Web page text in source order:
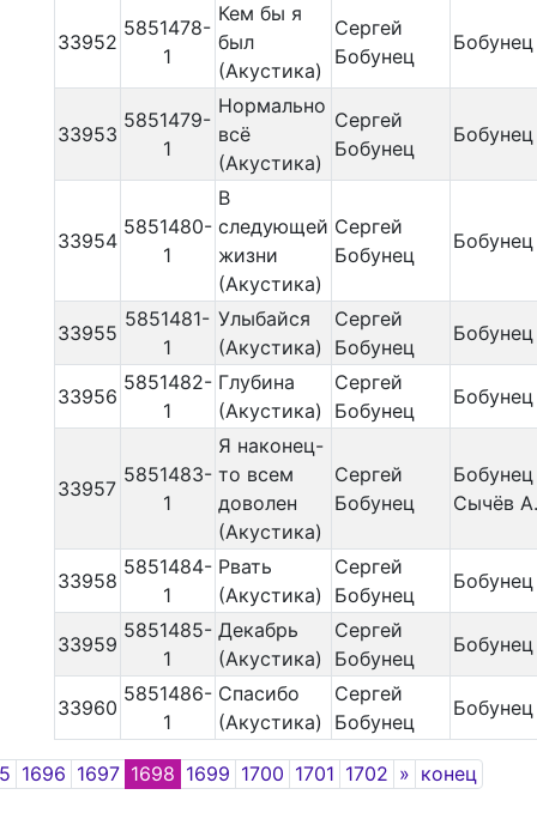
33952
5851478-
1
Кем бы я
был
(Акустика)
Сергей
Бобунец
33953
5851479-
1
Нормально
всё
(Акустика)
Сергей
Бобунец
33954
5851480-
1
В
следующей
жизни
(Акустика)
Сергей
Бобунец
33955
5851481-
1
Улыбайся
(Акустика)
Сергей
Бобунец
33956
5851482-
1
Глубина
(Акустика)
Сергей
Бобунец
33957
5851483-
1
Я наконец-
то всем
доволен
(Акустика)
Сергей
Бобунец
Сычёв
33958
5851484-
1
Рвать
(Акустика)
Сергей
Бобунец
33959
5851485-
1
Декабрь
(Акустика)
Сергей
Бобунец
33960
5851486-
1
Спасибо
(Акустика)
Сергей
Бобунец
1696 1697 1698 1699 1700 1701 1702 » Next
конец